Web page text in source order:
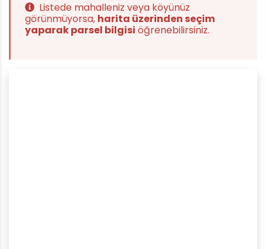
Listede mahalleniz veya köyünüz
görünmüyorsa, harita üzerinden seçim
yaparak parsel bilgisi öğrenebilirsiniz.